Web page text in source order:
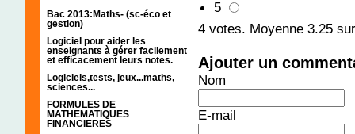
Bac 2013:Maths- (sc-éco et
gestion)
Logiciel pour aider les
enseignants à gérer facilement
et efficacement leurs notes.
Logiciels,tests, jeux...maths,
sciences...
FORMULES DE
MATHEMATIQUES
FINANCIERES
5
4 votes. Moyenne 3.25
Ajouter un
Nom
E-mail